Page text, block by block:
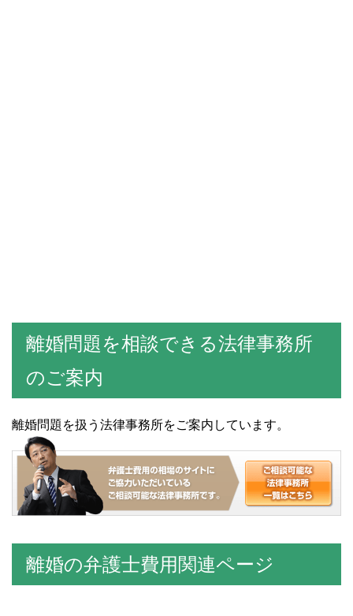
離婚問題を相談できる法律事務所
のご案内
離婚問題を扱う法律事務所をご案内しています。
離婚の弁護士費用関連ページ